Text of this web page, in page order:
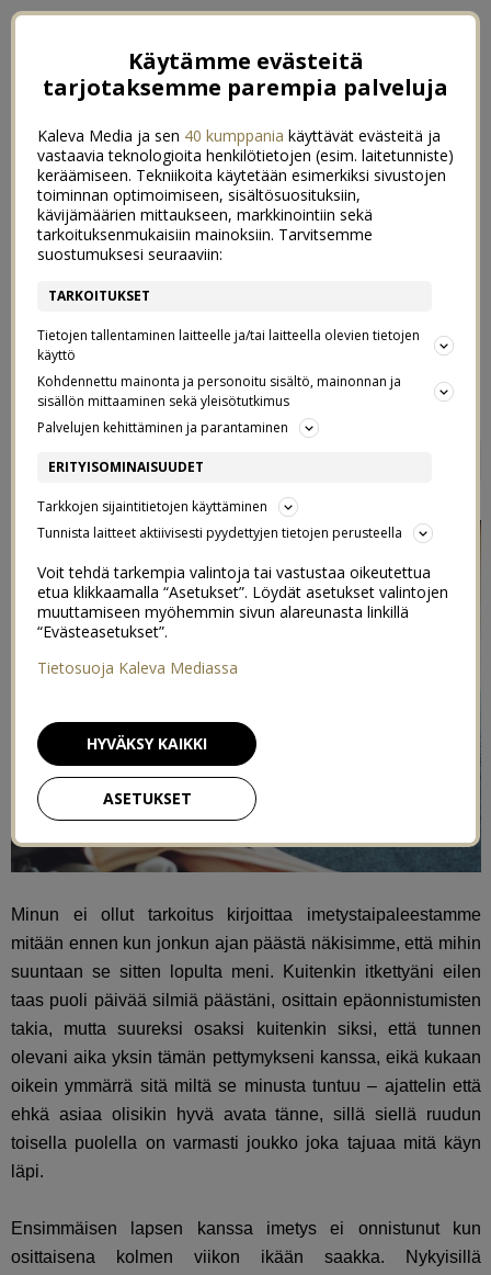
IMETYSPETTYMYS
Minun ei ollut tarkoitus kirjoittaa imetystaipaleestamme
mitään ennen kun jonkun ajan päästä näkisimme, että mihin
suuntaan se sitten lopulta meni. Kuitenkin itkettyäni eilen
taas puoli päivää silmiä päästäni, osittain epäonnistumisten
takia, mutta suureksi osaksi kuitenkin siksi, että tunnen
olevani aika yksin tämän pettymykseni kanssa, eikä kukaan
oikein ymmärrä sitä miltä se minusta tuntuu – ajattelin että
ehkä asiaa olisikin hyvä avata tänne, sillä siellä ruudun
toisella puolella on varmasti joukko joka tajuaa mitä käyn
läpi.
Ensimmäisen lapsen kanssa imetys ei onnistunut kun
osittaisena kolmen viikon ikään saakka. Nykyisillä
Käytämme evästeitä
tarjotaksemme parempia palveluja
Kaleva Media ja sen 40 kumppania käyttävät evästeitä ja
vastaavia teknologioita henkilötietojen (esim. laitetunniste)
keräämiseen. Tekniikoita käytetään esimerkiksi sivustojen
toiminnan optimoimiseen, sisältösuosituksiin,
kävijämäärien mittaukseen, markkinointiin sekä
tarkoituksenmukaisiin mainoksiin. Tarvitsemme
suostumuksesi seuraaviin:
TARKOITUKSET
Tietojen tallentaminen laitteelle ja/tai laitteella olevien tietojen
käyttö
Kohdennettu mainonta ja personoitu sisältö, mainonnan ja
sisällön mittaaminen sekä yleisötutkimus
Palvelujen kehittäminen ja parantaminen
ERITYISOMINAISUUDET
Tarkkojen sijaintitietojen käyttäminen
Tunnista laitteet aktiivisesti pyydettyjen tietojen perusteella
Voit tehdä tarkempia valintoja tai vastustaa oikeutettua
etua klikkaamalla “Asetukset”. Löydät asetukset valintojen
muuttamiseen myöhemmin sivun alareunasta linkillä
“Evästeasetukset”.
Tietosuoja Kaleva Mediassa
ASETUKSET
HYVÄKSY KAIKKI